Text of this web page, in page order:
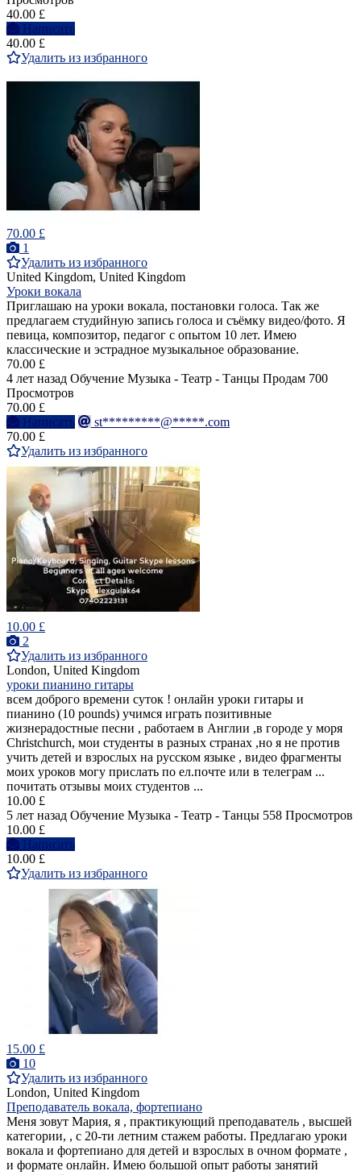
40.00 £
Написать
40.00 £
Удалить из избранного
70.00 £
1
Удалить из избранного
United Kingdom, United Kingdom
Уроки вокала
Приглашаю на уроки вокала, постановки голоса. Так же
предлагаем студийную запись голоса и съёмку видео/фото. Я
певица, композитор, педагог с опытом 10 лет. Имею
классические и эстрадное музыкальное образование.
70.00 £
4 лет назад Обучение Музыка - Театр - Танцы Продам 700
Просмотров
70.00 £
Написать
st*********@*****.com
70.00 £
Удалить из избранного
10.00 £
2
Удалить из избранного
London, United Kingdom
уроки пианино гитары
всем доброго времени суток ! онлайн уроки гитары и
пианино (10 pounds) учимся играть позитивные
жизнерадостные песни , работаем в Англии ,в городе у моря
Christchurch, мои студенты в разных странах ,но я не против
учить детей и взрослых на русском языке , видео фрагменты
моих уроков могу прислать по ел.почте или в телеграм ...
почитать отзывы моих студентов ...
10.00 £
5 лет назад Обучение Музыка - Театр - Танцы 558 Просмотров
10.00 £
Написать
10.00 £
Удалить из избранного
15.00 £
10
Удалить из избранного
London, United Kingdom
Преподаватель вокала, фортепиано
Меня зовут Мария, я , практикующий преподаватель , высшей
категории, , с 20-ти летним стажем работы. Предлагаю уроки
вокала и фортепиано для детей и взрослых в очном формате ,
и формате онлайн. Имею большой опыт работы занятий